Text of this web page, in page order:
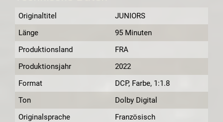
Originaltitel
JUNIORS
Länge
95 Minuten
Produktionsland
FRA
Produktionsjahr
2022
Format
DCP, Farbe, 1:1.8
Ton
Dolby Digital
Originalsprache
Französisch